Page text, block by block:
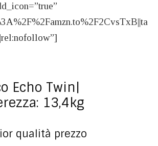
Echo Twin|
13,4kg
qualità prezzo